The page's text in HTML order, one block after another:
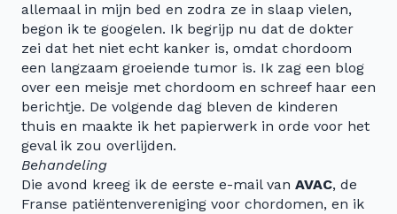
allemaal in mijn bed en zodra ze in slaap vielen,
begon ik te googelen. Ik begrijp nu dat de dokter
zei dat het niet echt kanker is, omdat chordoom
een langzaam groeiende tumor is. Ik zag een blog
over een meisje met chordoom en schreef haar een
berichtje. De volgende dag bleven de kinderen
thuis en maakte ik het papierwerk in orde voor het
geval ik zou overlijden.
Behandeling
Die avond kreeg ik de eerste e-mail van AVAC, de
Franse patiëntenvereniging voor chordomen, en ik